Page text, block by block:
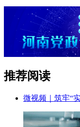
推荐阅读
微视频｜筑牢“